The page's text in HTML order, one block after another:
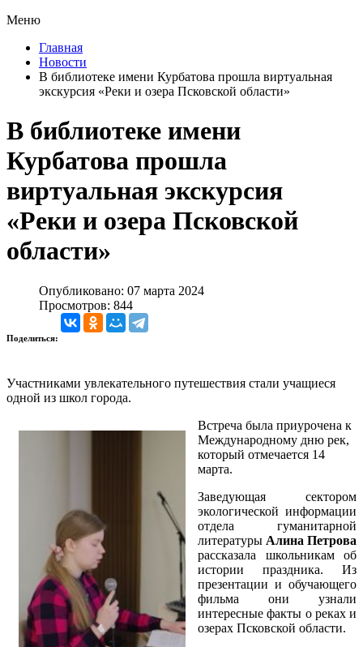
Меню
Главная
Новости
В библиотеке имени Курбатова прошла виртуальная
экскурсия «Реки и озера Псковской области»
В библиотеке имени
Курбатова прошла
виртуальная экскурсия
«Реки и озера Псковской
области»
Опубликовано: 07 марта 2024
Просмотров: 844
Поделиться:
Участниками увлекательного путешествия стали учащиеся
одной из школ города.
Встреча была приурочена к
Международному дню рек,
который отмечается 14
марта.
Заведующая сектором
экологической информации
отдела гуманитарной
литературы Алина Петрова
рассказала школьникам об
истории праздника. Из
презентации и обучающего
фильма они узнали
интересные факты о реках и
озерах Псковской области.